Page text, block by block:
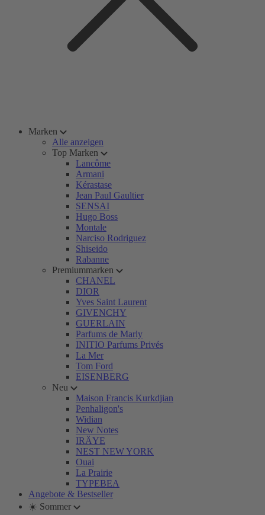
Marken
Alle anzeigen
Top Marken
Lancôme
Armani
Kérastase
Jean Paul Gaultier
SENSAI
Hugo Boss
Montale
Narciso Rodriguez
Shiseido
Rabanne
Premiummarken
CHANEL
DIOR
Yves Saint Laurent
GIVENCHY
GUERLAIN
Parfums de Marly
INITIO Parfums Privés
La Mer
Tom Ford
EISENBERG
Neu
Maison Francis Kurkdjian
Penhaligon's
Widian
New Notes
IRÄYE
NEST NEW YORK
Ouai
La Prairie
TYPEBEA
Angebote & Bestseller
☀️ Sommer